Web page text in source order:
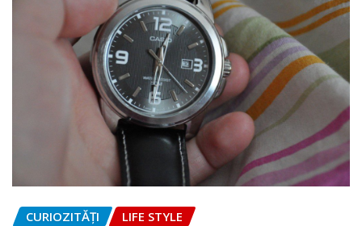
CURIOZITĂȚI LIFE STYLE